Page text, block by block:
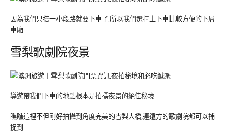
因為我們只搭一小段路就要下車了,所以我們選擇上下車比較方便的下層
車廂
雪梨歌劇院夜景
導遊帶我們下車的地點根本是拍攝夜景的絕佳秘境
瞧瞧這裡不但剛好拍攝到角度完美的雪梨大橋,連遠方的歌劇院都可以捕
捉到